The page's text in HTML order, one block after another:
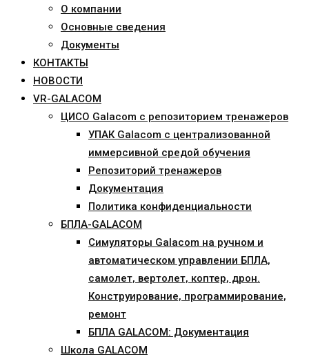
О компании
Основные сведения
Документы
КОНТАКТЫ
НОВОСТИ
VR-GALACOM
ЦИСО Galacom с репозиторием тренажеров
УПАК Galacom с централизованной
иммерсивной средой обучения
Репозиторий тренажеров
Документация
Политика конфиденциальности
БПЛА-GALACOM
Симуляторы Galacom на ручном и
автоматическом управлении БПЛА,
самолет, вертолет, коптер, дрон.
Конструирование, программирование,
ремонт
БПЛА GALACOM: Документация
Школа GALACOM